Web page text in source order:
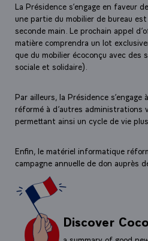
La Présidence s’engage en faveur
une partie du mobilier de bureau
seconde main. Le prochain appel
matière comprendra un lot
que du mobilier écoconçu avec des
sociale et solidaire).
Par ailleurs, la Présidence
réformé à d’autres administrations
permettant ainsi un cycle de vie
Enfin, le matériel informatique
campagne annuelle de don auprès
Discover